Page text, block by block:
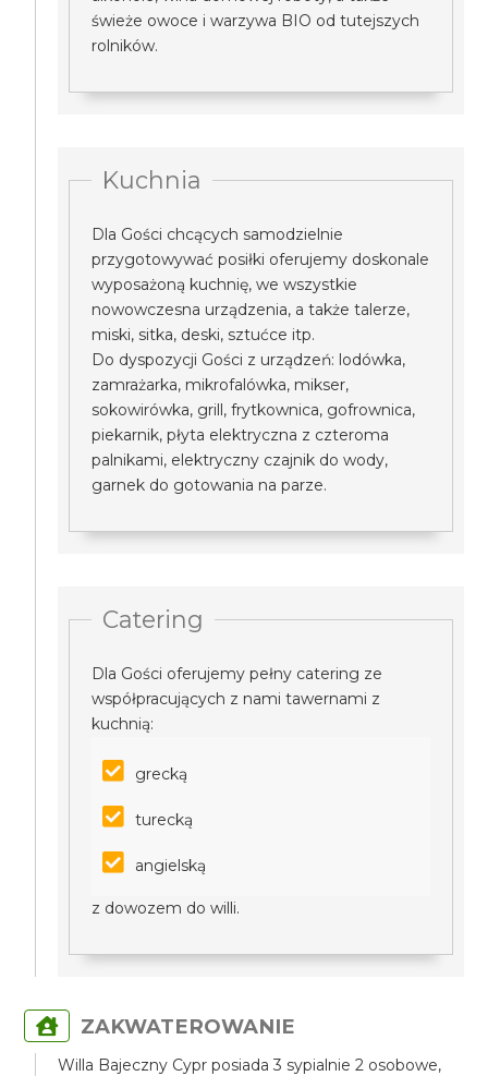
świeże owoce i warzywa BIO od tutejszych
rolników.
Kuchnia
Dla Gości chcących samodzielnie
przygotowywać posiłki oferujemy doskonale
wyposażoną kuchnię, we wszystkie
nowowczesna urządzenia, a także talerze,
miski, sitka, deski, sztućce itp.
Do dyspozycji Gości z urządzeń: lodówka,
zamrażarka, mikrofalówka, mikser,
sokowirówka, grill, frytkownica, gofrownica,
piekarnik, płyta elektryczna z czteroma
palnikami, elektryczny czajnik do wody,
garnek do gotowania na parze.
Catering
Dla Gości oferujemy pełny catering ze
współpracujących z nami tawernami z
kuchnią:
grecką
turecką
angielską
z dowozem do willi.
ZAKWATEROWANIE
Willa Bajeczny Cypr posiada 3 sypialnie 2 osobowe,